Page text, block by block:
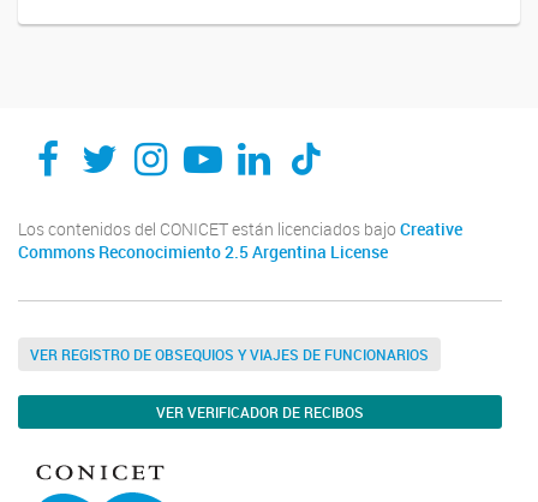
Los contenidos del CONICET están licenciados bajo Creative
Commons Reconocimiento 2.5 Argentina License
VER REGISTRO DE OBSEQUIOS Y VIAJES DE FUNCIONARIOS
VER VERIFICADOR DE RECIBOS